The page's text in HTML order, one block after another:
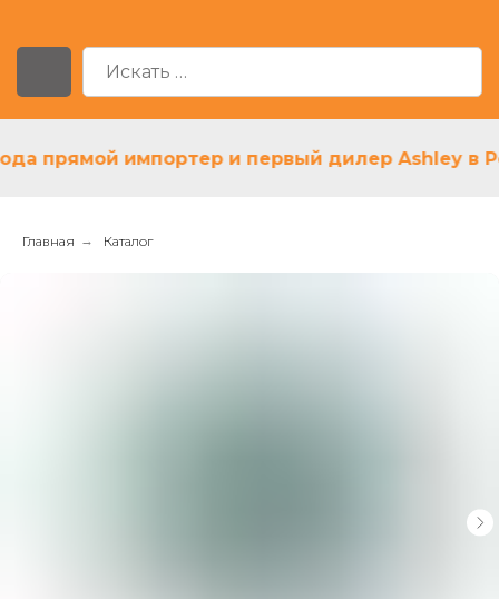
импортер и первый дилер Ashley в
Главная → Каталог